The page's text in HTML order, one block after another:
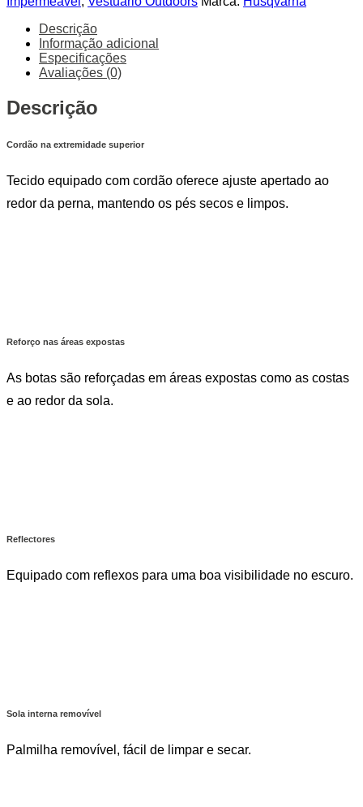
Borracha
Kids
Descrição
Informação adicional
Especificações
Avaliações (0)
Descrição
Cordão na extremidade superior
Tecido equipado com cordão oferece ajuste apertado ao
redor da perna, mantendo os pés secos e limpos.
Reforço nas áreas expostas
As botas são reforçadas em áreas expostas como as costas
e ao redor da sola.
Reflectores
Equipado com reflexos para uma boa visibilidade no escuro.
Sola interna removível
Palmilha removível, fácil de limpar e secar.